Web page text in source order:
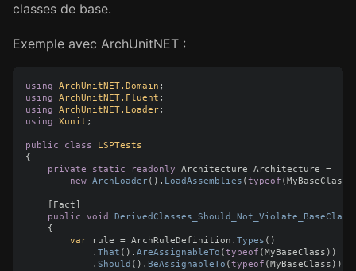
classes de base.
Exemple avec ArchUnitNET :
using ArchUnitNET.Domain ;
using
ArchUnitNET.Fluent ;
using
ArchUnitNET.Loader;
using
Xunit ;
public class
LSPTests
{
private
static readonly Architecture Architecture
=
new ArchLoader(). LoadAssemblies ( typeof ( MyBaseClass
Fact
public
void
{
var
rule = ArchRuleDefinition . Types ()
. That (). AreAssignableTo ( typeof ( MyBaseClass ))
. Should (). BeAssignableTo ( typeof ( MyBaseClass ));